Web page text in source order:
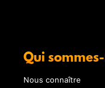
Qui
Nous connaître